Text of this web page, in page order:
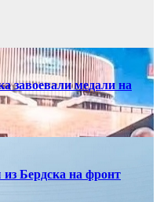
завоевали медали на
Бердска на фронт